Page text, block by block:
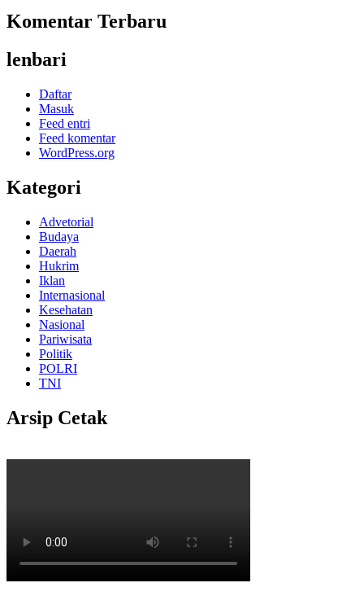
Komentar Terbaru
lenbari
Daftar
Masuk
Feed entri
Feed komentar
WordPress.org
Kategori
Advetorial
Budaya
Daerah
Hukrim
Iklan
Internasional
Kesehatan
Nasional
Pariwisata
Politik
POLRI
TNI
Arsip Cetak